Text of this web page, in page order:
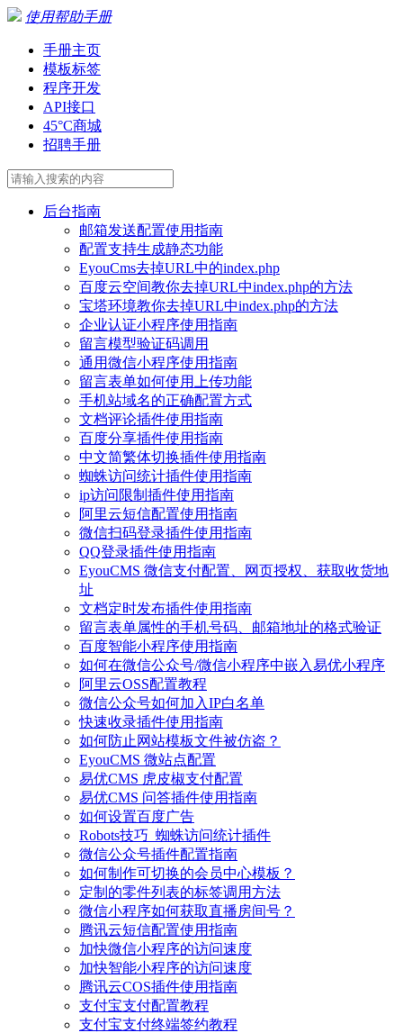
使用帮助手册
手册主页
模板标签
程序开发
API接口
45°C商城
招聘手册
后台指南
邮箱发送配置使用指南
配置支持生成静态功能
EyouCms去掉URL中的index.php
百度云空间教你去掉URL中index.php的方法
宝塔环境教你去掉URL中index.php的方法
企业认证小程序使用指南
留言模型验证码调用
通用微信小程序使用指南
留言表单如何使用上传功能
手机站域名的正确配置方式
文档评论插件使用指南
百度分享插件使用指南
中文简繁体切换插件使用指南
蜘蛛访问统计插件使用指南
ip访问限制插件使用指南
阿里云短信配置使用指南
微信扫码登录插件使用指南
QQ登录插件使用指南
EyouCMS 微信支付配置、网页授权、获取收货地
址
文档定时发布插件使用指南
留言表单属性的手机号码、邮箱地址的格式验证
百度智能小程序使用指南
如何在微信公众号/微信小程序中嵌入易优小程序
阿里云OSS配置教程
微信公众号如何加入IP白名单
快速收录插件使用指南
如何防止网站模板文件被仿盗？
EyouCMS 微站点配置
易优CMS 虎皮椒支付配置
易优CMS 问答插件使用指南
如何设置百度广告
Robots技巧_蜘蛛访问统计插件
微信公众号插件配置指南
如何制作可切换的会员中心模板？
定制的零件列表的标签调用方法
微信小程序如何获取直播房间号？
腾讯云短信配置使用指南
加快微信小程序的访问速度
加快智能小程序的访问速度
腾讯云COS插件使用指南
支付宝支付配置教程
支付宝支付终端签约教程